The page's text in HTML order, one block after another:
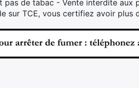
de tabac - Vente interdite aux
sur TCE, vous certifiez avoir plus